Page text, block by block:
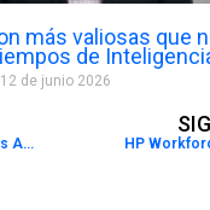
más valiosas que
de
12 de junio 2026
Los procesadores AMD EPYC de 5ª generación potencian Oracle Cloud Infrastructure